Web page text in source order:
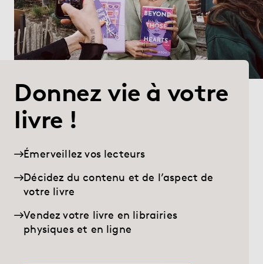
Services
Sur BoD
Pour les éditeurs
Blog
Librairie
Aide
myBoD Nouveau projet de livre
Donnez vie à votre
livre !
Émerveillez vos lecteurs
Décidez du contenu et de l’aspect de
votre livre
Vendez votre livre en librairies
physiques et en ligne